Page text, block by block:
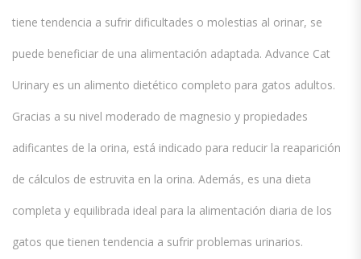
tiene tendencia a sufrir dificultades o molestias al orinar, se
puede beneficiar de una alimentación adaptada. Advance Cat
Urinary es un alimento dietético completo para gatos adultos.
Gracias a su nivel moderado de magnesio y propiedades
adificantes de la orina, está indicado para reducir la reaparición
de cálculos de estruvita en la orina. Además, es una dieta
completa y equilibrada ideal para la alimentación diaria de los
gatos que tienen tendencia a sufrir problemas urinarios.